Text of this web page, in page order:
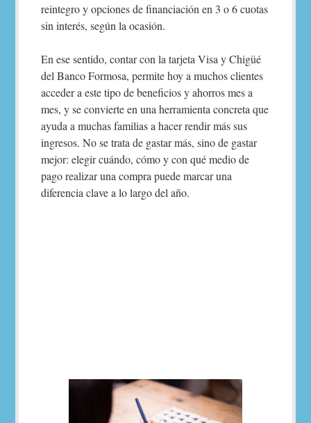
reintegro y opciones de financiación en 3 o 6 cuotas
sin interés, según la ocasión.
En ese sentido, contar con la tarjeta Visa y Chigüé
del Banco Formosa, permite hoy a muchos clientes
acceder a este tipo de beneficios y ahorros mes a
mes, y se convierte en una herramienta concreta que
ayuda a muchas familias a hacer rendir más sus
ingresos. No se trata de gastar más, sino de gastar
mejor: elegir cuándo, cómo y con qué medio de
pago realizar una compra puede marcar una
diferencia clave a lo largo del año.